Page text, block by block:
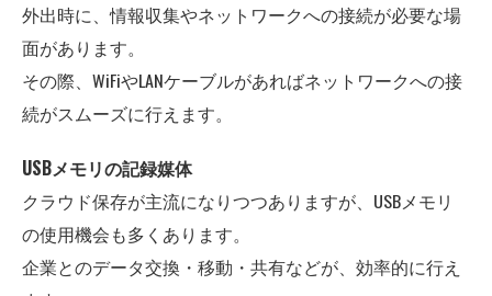
外出時に、情報収集やネットワークへの接続が必要な場
面があります。
その際、WiFiやLANケーブルがあればネットワークへの接
続がスムーズに行えます。
USBメモリの記録媒体
クラウド保存が主流になりつつありますが、USBメモリ
の使用機会も多くあります。
企業とのデータ交換・移動・共有などが、効率的に行え